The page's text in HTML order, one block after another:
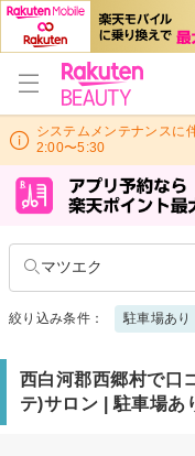
システムメンテナンスに
2:00〜5:30
マツエク
絞り込み条件： 駐車場あり
西白河郡西郷村で口
テ)サロン | 駐車場あ